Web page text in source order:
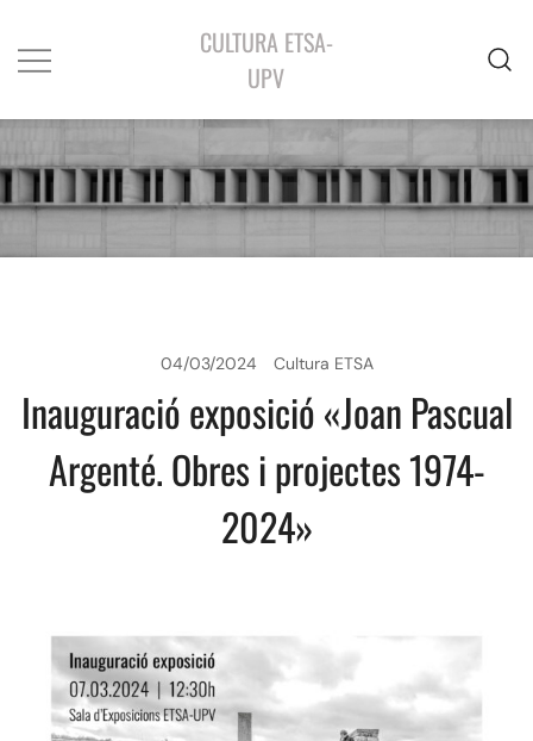
CULTURA ETSA-
UPV
04/03/2024 Cultura ETSA
Inauguració exposició «Joan Pascual
Argenté. Obres i projectes 1974-
2024»